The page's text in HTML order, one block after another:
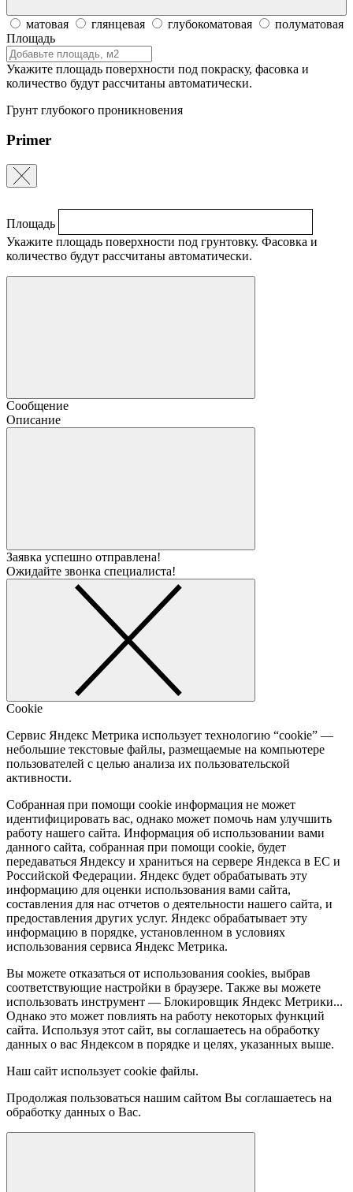
матовая глянцевая глубокоматовая
полуматовая
Площадь
Укажите площадь поверхности под покраску, фасовка и
количество будут рассчитаны автоматически.
Грунт глубокого проникновения
Primer
Площадь
Укажите площадь поверхности под грунтовку. Фасовка и
количество будут рассчитаны автоматически.
Сообщение
Описание
Заявка успешно отправлена!
Ожидайте звонка специалиста!
Cookie
Сервис Яндекс Метрика использует технологию “cookie” —
небольшие текстовые файлы, размещаемые на компьютере
пользователей с целью анализа их пользовательской
активности.
Собранная при помощи cookie информация не может
идентифицировать вас, однако может помочь нам улучшить
работу нашего сайта. Информация об использовании вами
данного сайта, собранная при помощи cookie, будет
передаваться Яндексу и храниться на сервере Яндекса в ЕС и
Российской Федерации. Яндекс будет обрабатывать эту
информацию для оценки использования вами сайта,
составления для нас отчетов о деятельности нашего сайта, и
предоставления других услуг. Яндекс обрабатывает эту
информацию в порядке, установленном в условиях
использования сервиса Яндекс Метрика.
Вы можете отказаться от использования cookies, выбрав
соответствующие настройки в браузере. Также вы можете
использовать инструмент — Блокировщик Яндекс Метрики...
Однако это может повлиять на работу некоторых функций
сайта. Используя этот сайт, вы соглашаетесь на обработку
данных о вас Яндексом в порядке и целях, указанных выше.
Наш сайт использует cookie файлы.
Продолжая пользоваться нашим сайтом Вы соглашаетесь на
обработку данных о Вас.